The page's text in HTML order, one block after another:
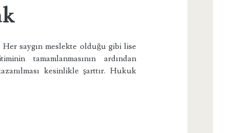
saygın meslekte olduğu gibi lise
tamamlanmasının ardından
kesinlikle şarttır. Hukuk